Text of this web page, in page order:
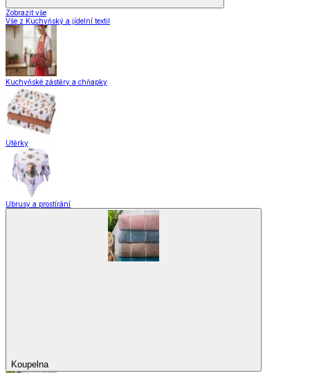
Zobrazit vše
Vše z Kuchyňský a jídelní textil
Kuchyňské zástěry a chňapky
Utěrky
Ubrusy a prostírání
Koupelna